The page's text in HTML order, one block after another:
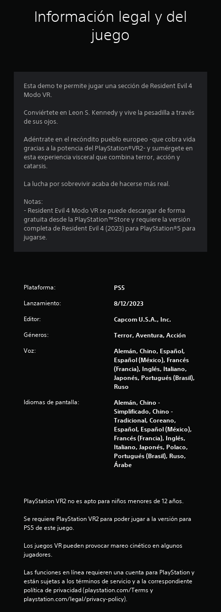
ó
r
o
d
i
4
.
7
r
e
l
s
d
i
n
c
e
Información legal y del
juego
Esta demo te permite jugar una sección de Resident Evil 4
Modo VR.
Conviértete en Leon S. Kennedy y vive la pesadilla a través
de sus ojos.
Adéntrate en el recóndito pueblo europeo -que cobra vida
gracias a la potencia del PlayStation®VR2- y sumérgete en
esta experiencia visceral que combina terror, acción y
catarsis.
La lucha por sobrevivir acaba de hacerse más real.
Notas:
- Resident Evil 4 Modo VR se puede descargar de forma
gratuita desde la PlayStation™Store y requiere la versión
completa de Resident Evil 4 (2023) para PlayStation®5 para
jugarse.
Plataforma: PS5
Lanzamiento: 8/12/2023
Editor: Capcom U.S.A., Inc.
Géneros: Terror, Aventura, Acción
Voz:
Alemán, Chino, Español,
Español (México), Francés
(Francia), Inglés, Italiano,
Japonés, Portugués (Brasil),
Ruso
Idiomas de pantalla:
Alemán, Chino -
Simplificado, Chino -
Tradicional, Coreano,
Español, Español (México),
Francés (Francia), Inglés,
Italiano, Japonés, Polaco,
Portugués (Brasil), Ruso,
Árabe
PlayStation VR2 no es apto para niños menores de 12 años.
Se requiere PlayStation VR2 para poder jugar a la versión para
PS5 de este juego.
Los juegos VR pueden provocar mareo cinético en algunos
jugadores.
Las funciones en línea requieren una cuenta para PlayStation y
están sujetas a los términos de servicio y a la correspondiente
política de privacidad (playstation.com/Terms y
playstation.com/legal/privacy-policy).